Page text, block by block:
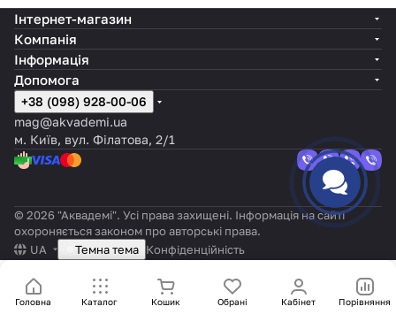
Головна Каталог Кошик Обрані Кабінет Порівняння
Інтернет-магазин
Компанія
Інформація
Допомога
+38 (098) 928-00-06
mag@akvademi.ua
м. Київ, вул. Філатова, 2/1
© 2026 "Аквадемі". Усі права захищені. Інформація на сайті
охороняється законом про авторські права.
UA
Темна тема Конфіденційність